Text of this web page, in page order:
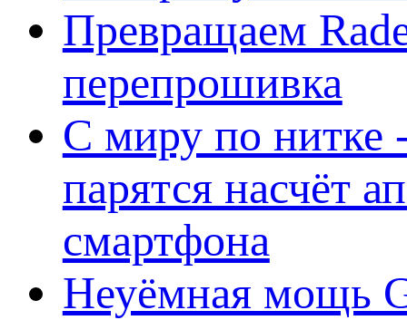
Превращаем
перепрошивка
С миру по нитке
парятся насчёт
смартфона
Неуёмная мощь